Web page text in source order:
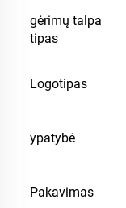
gėrimų talpa
tipas
Logotipas
ypatybė
Pakavimas